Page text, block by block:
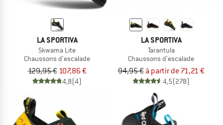
LA SPORTIVA
Skwama Lite
Chaussons d'escalade
129,95 € 107,86 €
4,8(4)
LA SPORTIVA
Tarantula
Chaussons d'escalade
94,95 € à partir de 71,21 €
4,5(278)